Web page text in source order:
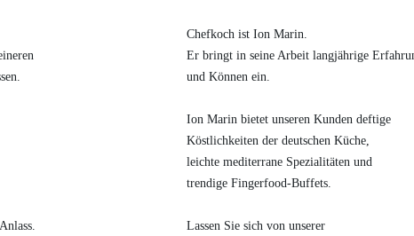
Chefkoch ist Ion Marin.
Er bringt in seine Arbeit langjährige
und Können ein.
Ion Marin bietet unseren Kunden deftige
Köstlichkeiten der deutschen Küche,
leichte mediterrane Spezialitäten und
trendige Fingerfood-Buffets.
Lassen Sie sich von unserer